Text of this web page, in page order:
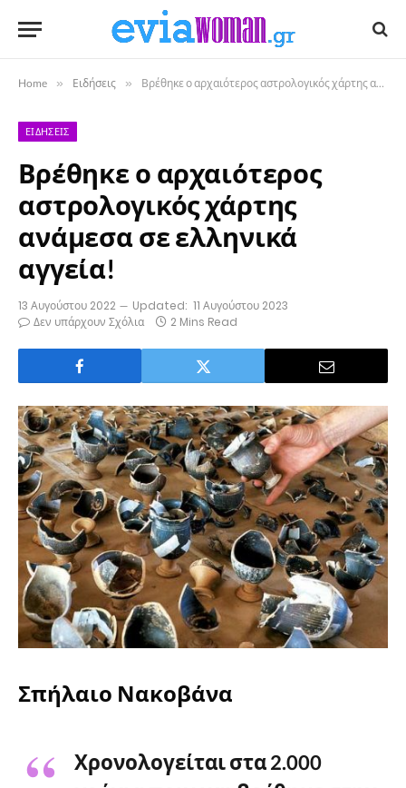
Home » Ειδήσεις » Βρέθηκε ο αρχαιότερος αστρολογικός χάρτης ανάμεσα σε ελληνικά αγγεία!
ΕΙΔΉΣΕΙΣ
Βρέθηκε ο αρχαιότερος
αστρολογικός χάρτης
ανάμεσα σε ελληνικά
αγγεία!
13 Αυγούστου 2022 Updated: 11 Αυγούστου 2023
Δεν υπάρχουν Σχόλια
2 Mins Read
Σπήλαιο Νακοβάνα
Χρονολογείται στα 2.000